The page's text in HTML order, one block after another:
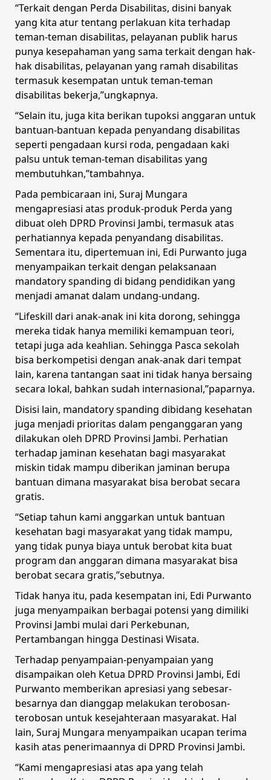
“Terkait dengan Perda Disabilitas, disini banyak
yang kita atur tentang perlakuan kita terhadap
teman-teman disabilitas, pelayanan publik harus
punya kesepahaman yang sama terkait dengan hak-
hak disabilitas, pelayanan yang ramah disabilitas
termasuk kesempatan untuk teman-teman
disabilitas bekerja,”ungkapnya.
“Selain itu, juga kita berikan tupoksi anggaran untuk
bantuan-bantuan kepada penyandang disabilitas
seperti pengadaan kursi roda, pengadaan kaki
palsu untuk teman-teman disabilitas yang
membutuhkan,”tambahnya.
Pada pembicaraan ini, Suraj Mungara
mengapresiasi atas produk-produk Perda yang
dibuat oleh DPRD Provinsi Jambi, termasuk atas
perhatiannya kepada penyandang disabilitas.
Sementara itu, dipertemuan ini, Edi Purwanto juga
menyampaikan terkait dengan pelaksanaan
mandatory spanding di bidang pendidikan yang
menjadi amanat dalam undang-undang.
“Lifeskill dari anak-anak ini kita dorong, sehingga
mereka tidak hanya memiliki kemampuan teori,
tetapi juga ada keahlian. Sehingga Pasca sekolah
bisa berkompetisi dengan anak-anak dari tempat
lain, karena tantangan saat ini tidak hanya bersaing
secara lokal, bahkan sudah internasional,”paparnya.
Disisi lain, mandatory spanding dibidang kesehatan
juga menjadi prioritas dalam penganggaran yang
dilakukan oleh DPRD Provinsi Jambi. Perhatian
terhadap jaminan kesehatan bagi masyarakat
miskin tidak mampu diberikan jaminan berupa
bantuan dimana masyarakat bisa berobat secara
gratis.
“Setiap tahun kami anggarkan untuk bantuan
kesehatan bagi masyarakat yang tidak mampu,
yang tidak punya biaya untuk berobat kita buat
program dan anggaran dimana masyarakat bisa
berobat secara gratis,”sebutnya.
Tidak hanya itu, pada kesempatan ini, Edi Purwanto
juga menyampaikan berbagai potensi yang dimiliki
Provinsi Jambi mulai dari Perkebunan,
Pertambangan hingga Destinasi Wisata.
Terhadap penyampaian-penyampaian yang
disampaikan oleh Ketua DPRD Provinsi Jambi, Edi
Purwanto memberikan apresiasi yang sebesar-
besarnya dan dianggap melakukan terobosan-
terobosan untuk kesejahteraan masyarakat. Hal
lain, Suraj Mungara menyampaikan ucapan terima
kasih atas penerimaannya di DPRD Provinsi Jambi.
“Kami mengapresiasi atas apa yang telah